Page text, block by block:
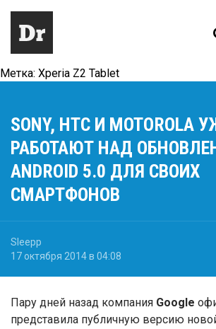
Метка: Xperia Z2 Tablet
SONY, HTC И MOTOROLA
РАБОТАЮТ НАД
ANDROID 5.0 ДЛЯ СВОИХ
СМАРТФОНОВ
Sleepp
17 октября 2014 в 04:08
Пару дней назад компания Google
представила публичную версию